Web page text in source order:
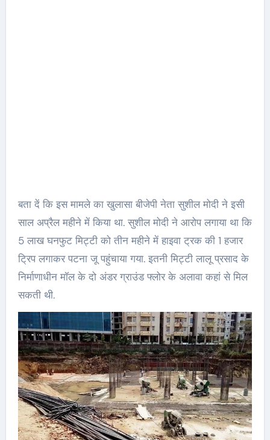
बता दें कि इस मामले का खुलासा बीजेपी नेता सुशील मोदी ने इसी
साल अप्रैल महीने में किया था. सुशील मोदी ने आरोप लगाया था कि
5 लाख घनफुट मिट्टी को तीन महीने में हाइवा ट्रक की 1 हजार
ट्रिप लगाकर पटना जू पहुंचाया गया. इतनी मिट्टी लालू प्रसाद के
निर्माणाधीन मॉल के दो अंडर ग्राउंड फ्लोर के अलावा कहां से मिल
सकती थी.